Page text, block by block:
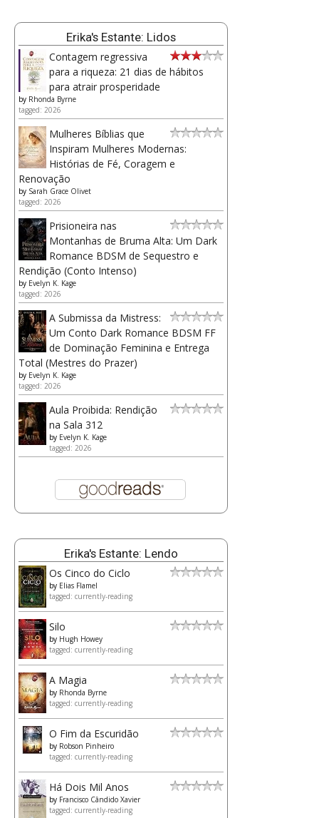
Erika's Estante: Lidos
Contagem regressiva
para a riqueza: 21 dias de hábitos
para atrair prosperidade
by Rhonda Byrne
tagged: 2026
Mulheres Bíblias que
Inspiram Mulheres Modernas:
Histórias de Fé, Coragem e
Renovação
by Sarah Grace Olivet
tagged: 2026
Prisioneira nas
Montanhas de Bruma Alta: Um Dark
Romance BDSM de Sequestro e
Rendição (Conto Intenso)
by Evelyn K. Kage
tagged: 2026
A Submissa da Mistress:
Um Conto Dark Romance BDSM FF
de Dominação Feminina e Entrega
Total (Mestres do Prazer)
by Evelyn K. Kage
tagged: 2026
Aula Proibida: Rendição
na Sala 312
by Evelyn K. Kage
tagged: 2026
Erika's Estante: Lendo
Os Cinco do Ciclo
by Elias Flamel
tagged: currently-reading
Silo
by Hugh Howey
tagged: currently-reading
A Magia
by Rhonda Byrne
tagged: currently-reading
O Fim da Escuridão
by Robson Pinheiro
tagged: currently-reading
Há Dois Mil Anos
by Francisco Cândido Xavier
tagged: currently-reading